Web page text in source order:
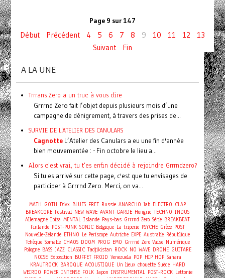
Page 9 sur 147
Début Précédent 4 5 6 7 8 9 10 11 12
13
Suivant
Fin
A LA UNE
Trrrans Zero a un truc à vous dire
Grrrnd Zero fait l’objet depuis plusieurs mois d’une
campagne de dénigrement, à travers des prises de...
SURVIE DE L'ATELIER DES CANULARS
CagnotteL’Atelier des Canulars a eu une fin d'année
bien mouvementée : - Fin octobre le lieu a...
Alors c'est vrai, tu t'es enfin décidé à rejoindre Grrrndzero?
Si tu es arrivé sur cette page, c'est que tu envisages de
participer à Grrrnd Zero. Merci, on va...
MATH GOTH Divx BLUES FREE Russie ANARCHO lab ELECTRO CLAP
BREAKCORE Festival NEW WAVE AVANT-GARDE Hongrie TECHNO INDUS
Allemagne Ibiza MENTAL Islande Pays-bas Grrrnd Zero Série BREAKBEAT
Finlande POST-PUNK SONIC Belgique La triperie PSYCHE Grèce POST
Nouvelle-Zélande ETHNO Le Periscope Autriche EXPE Australie République
Tchèque Somalie CHAOS DOOM PROG EMO Grrrnd Zero Vaise Numérique
Pologne BASS JAZZ CLASSIC Tadjikistan ROCK NO WAVE DRONE GUITARE
NOISE Exposition BUFFET FROID Venezuela POP HIP HOP Sahara
KRAUTROCK BAROQUE ACOUSTIQUE Un lieux chouette Suède HARD
WEIRDO POWER INTENSE FOLK Japon INSTRUMENTAL POST-ROCK Lettonie